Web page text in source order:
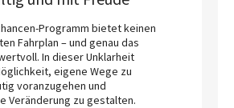
Programm bietet keinen
Fahrplan – und genau das
In dieser Unklarheit
eigene Wege zu
voranzugehen und
Veränderung zu gestalten.